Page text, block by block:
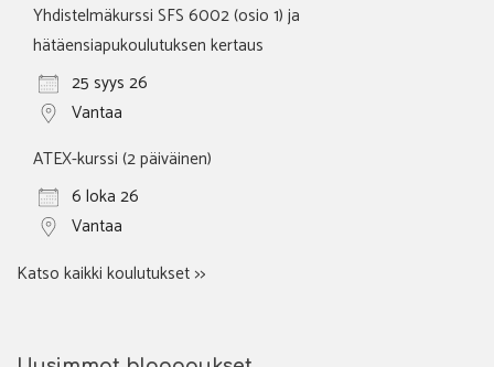
Yhdistelmäkurssi SFS 6002 (osio 1) ja
hätäensiapukoulutuksen kertaus
25 syys 26
Vantaa
ATEX-kurssi (2 päiväinen)
6 loka 26
Vantaa
Katso kaikki koulutukset >>